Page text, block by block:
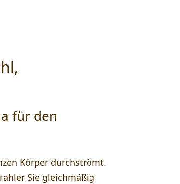
für den
Körper durchströmt.
Sie gleichmäßig